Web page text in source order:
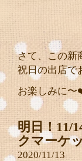
さて、この新
祝日の出店で
お楽しみに
明日！11/
クマーケ
2020/11/13